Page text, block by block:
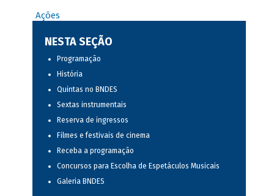
Ações
NESTA SEÇÃO
Programação
História
Quintas no BNDES
Sextas instrumentais
Reserva de ingressos
Filmes e festivais de cinema
Receba a programação
Concursos para Escolha de Espetáculos Musicais
Galeria BNDES